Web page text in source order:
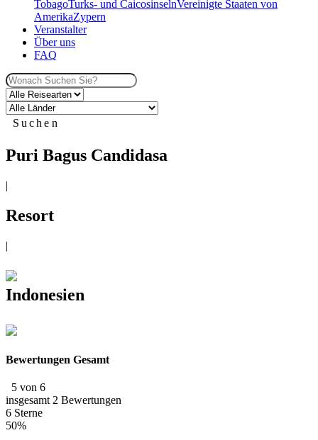
TobagoTurks- und CaicosinselnVereinigte Staaten von
AmerikaZypern
Veranstalter
Über uns
FAQ
Suchen
Puri Bagus Candidasa
|
Resort
|
Indonesien
Bewertungen Gesamt
5 von 6
insgesamt 2 Bewertungen
6 Sterne
50%